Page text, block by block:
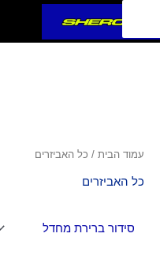
עמוד הבית / כל האביזרים
כל האביזרים